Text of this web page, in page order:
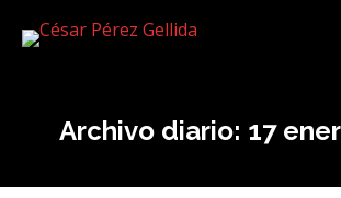
Archivo diario: 17